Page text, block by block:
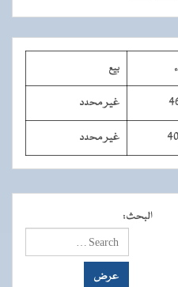
بيع
غير محدد
غير محدد
البحث: